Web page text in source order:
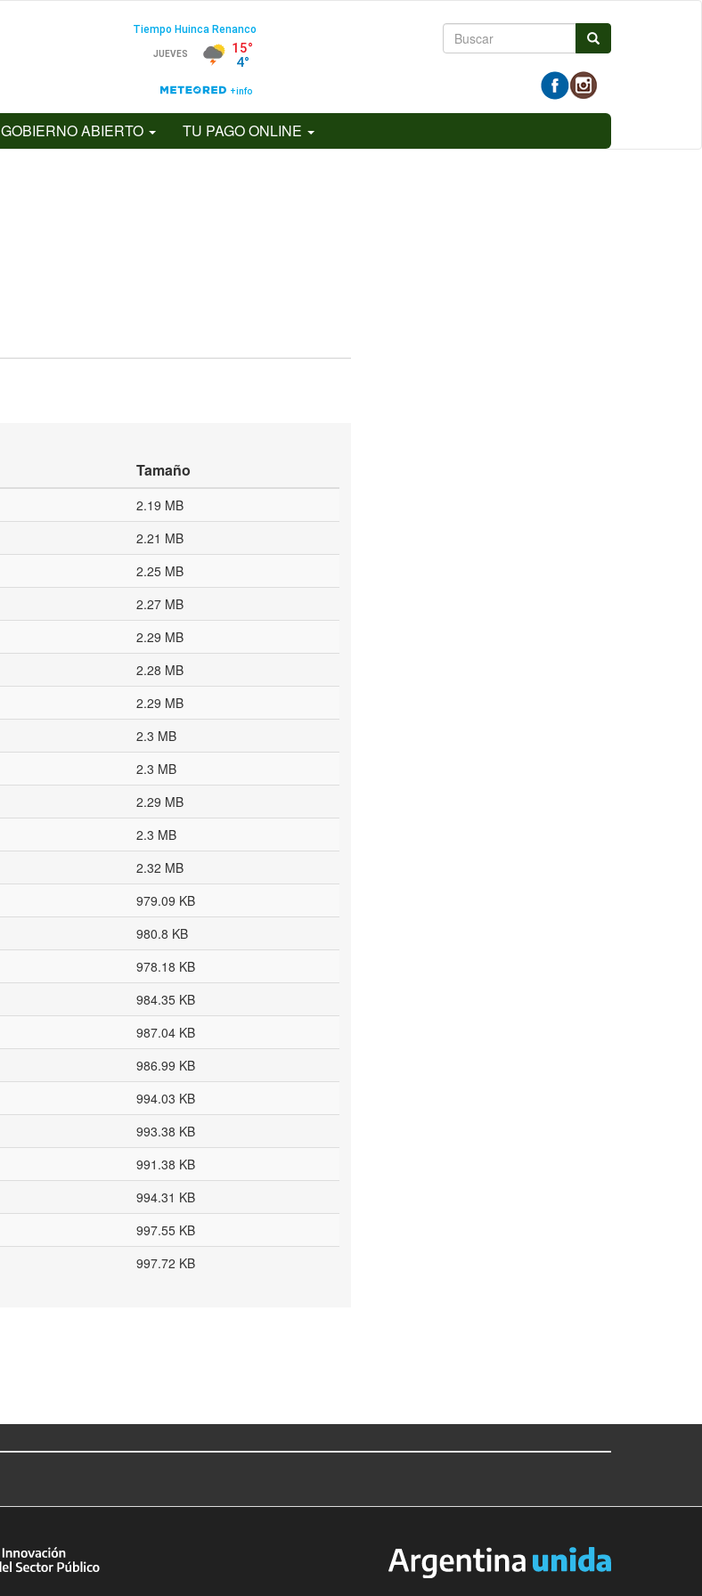
Formulario
búsqueda
GOBIERNO ABIERTO TU PAGO ONLINE
Tamaño
2.19 MB
2.21 MB
2.25 MB
2.27 MB
2.29 MB
2.28 MB
2.29 MB
2.3 MB
2.3 MB
2.29 MB
2.3 MB
2.32 MB
979.09 KB
980.8 KB
978.18 KB
984.35 KB
987.04 KB
986.99 KB
994.03 KB
993.38 KB
991.38 KB
994.31 KB
997.55 KB
997.72 KB